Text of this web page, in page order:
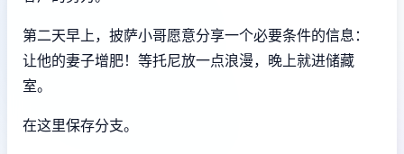
第二天早上，披萨小哥愿意分享一个必要条件的信息：
让他的妻子增肥！等托尼放一点浪漫，晚上就进储藏
室。
在这里保存分支。